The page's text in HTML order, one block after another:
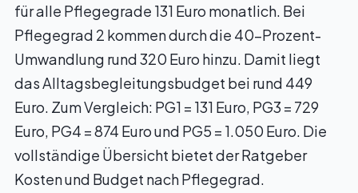
für alle Pflegegrade 131 Euro monatlich. Bei
Pflegegrad 2 kommen durch die 40-Prozent-
Umwandlung rund 320 Euro hinzu. Damit liegt
das Alltagsbegleitungsbudget bei rund 449
Euro. Zum Vergleich: PG1 = 131 Euro, PG3 = 729
Euro, PG4 = 874 Euro und PG5 = 1.050 Euro. Die
vollständige Übersicht bietet der Ratgeber
Kosten und Budget nach Pflegegrad